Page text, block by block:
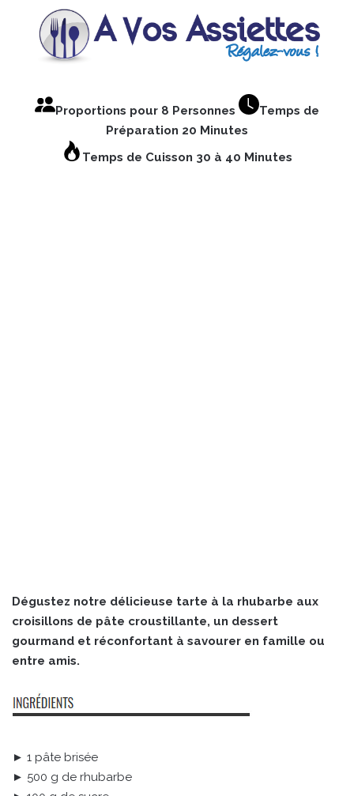
Proportions pour 8 Personnes
Temps de
Préparation 20 Minutes
Temps de Cuisson 30 à 40 Minutes
Dégustez notre délicieuse tarte à la rhubarbe aux
croisillons de pâte croustillante, un dessert
gourmand et réconfortant à savourer en famille ou
entre amis.
► 1 pâte brisée
► 500 g de rhubarbe